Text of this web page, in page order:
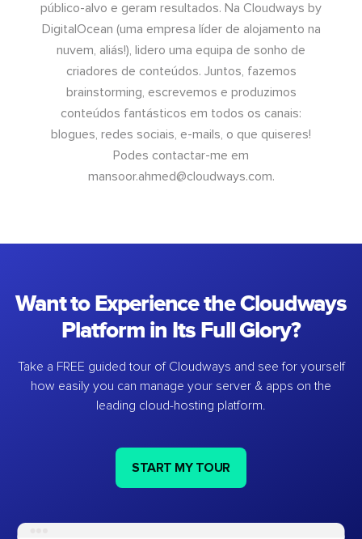
público-alvo e geram resultados. Na Cloudways by
DigitalOcean (uma empresa líder de alojamento na
nuvem, aliás!), lidero uma equipa de sonho de
criadores de conteúdos. Juntos, fazemos
brainstorming, escrevemos e produzimos
conteúdos fantásticos em todos os canais:
blogues, redes sociais, e-mails, o que quiseres!
Podes contactar-me em
mansoor.ahmed@cloudways.com.
Want to Experience the Cloudways
Platform in Its Full Glory?
Take a FREE guided tour of Cloudways and see for yourself
how easily you can manage your server & apps on the
leading cloud-hosting platform.
START MY TOUR